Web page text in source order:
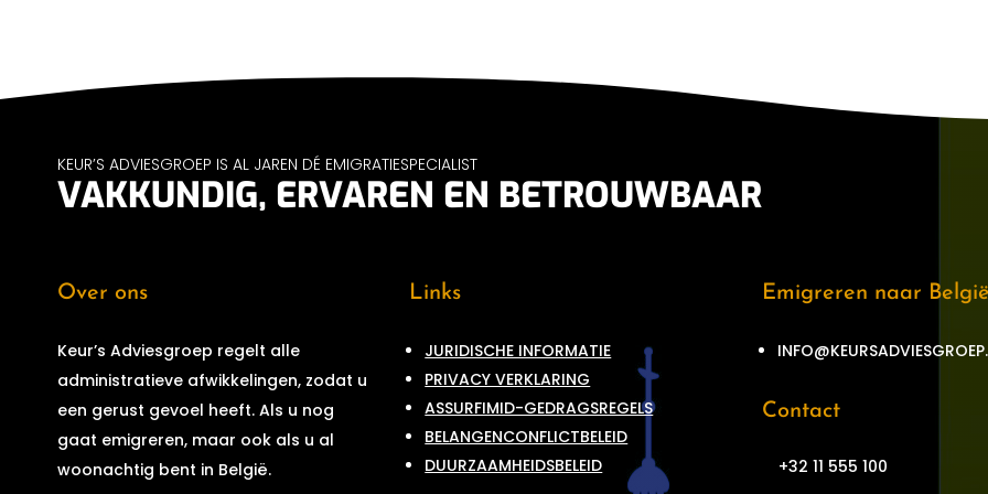
KEUR’S ADVIESGROEP IS AL JAREN DÉ EMIGRATIESPECIALIST
VAKKUNDIG, ERVAREN EN BETROUWBAAR
Over ons
Keur’s Adviesgroep regelt alle
administratieve afwikkelingen, zodat u
een gerust gevoel heeft. Als u nog
gaat emigreren, maar ook als u al
woonachtig bent in België.
Links
JURIDISCHE INFORMATIE
PRIVACY VERKLARING
ASSURFIMID-GEDRAGSREGELS
BELANGENCONFLICTBELEID
DUURZAAMHEIDSBELEID
Emigreren naar
Contact
+32 11 555 100